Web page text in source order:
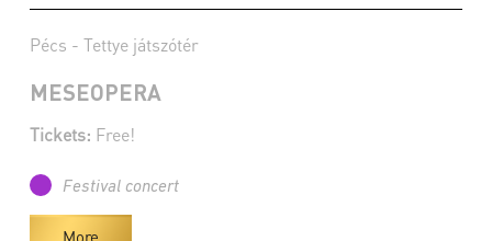
Pécs - Tettye játszótér
MESEOPERA
Tickets: Free!
Festival concert
More